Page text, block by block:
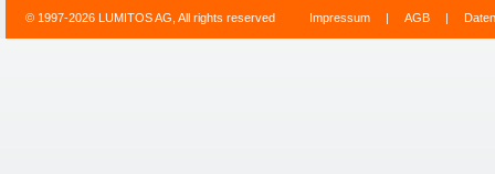
© 1997-2026 LUMITOS AG, All rights reserved Impressum | AGB |